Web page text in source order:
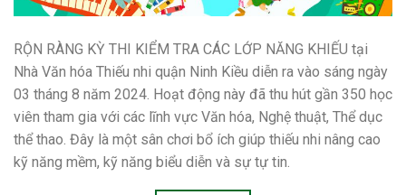
RỘN RÀNG KỲ THI KIỂM TRA CÁC LỚP NĂNG KHIẾU tại
Nhà Văn hóa Thiếu nhi quận Ninh Kiều diễn ra vào sáng ngày
03 tháng 8 năm 2024. Hoạt động này đã thu hút gần 350 học
viên tham gia với các lĩnh vực Văn hóa, Nghệ thuật, Thể dục
thể thao. Đây là một sân chơi bổ ích giúp thiếu nhi nâng cao
kỹ năng mềm, kỹ năng biểu diễn và sự tự tin.